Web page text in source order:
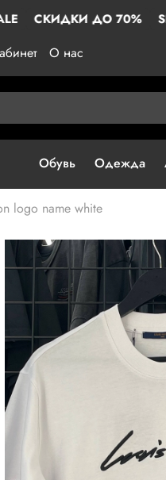
СКИДКИ ДО 70%
О нас
Обувь Одежда
logo name white